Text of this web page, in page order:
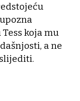
koja mu
a ne